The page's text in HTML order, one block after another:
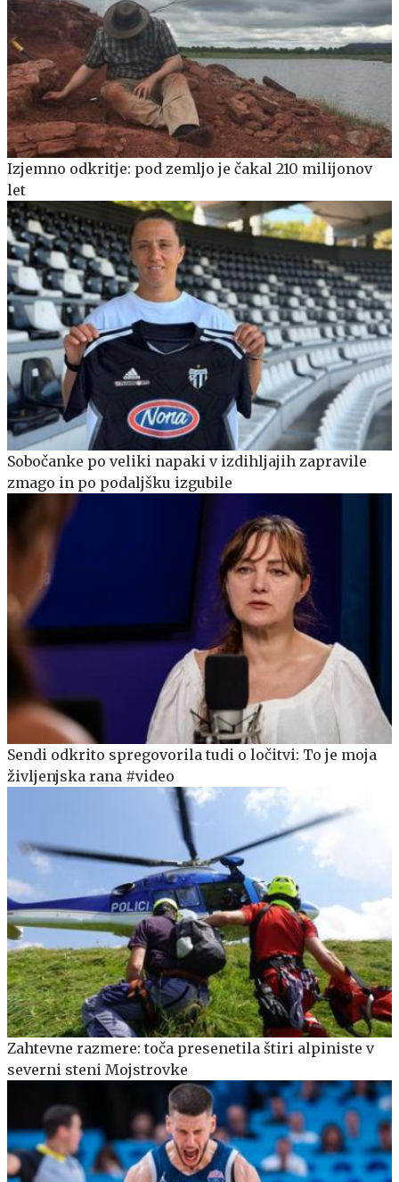
Izjemno odkritje: pod zemljo je čakal 210 milijonov
let
Sobočanke po veliki napaki v izdihljajih zapravile
zmago in po podaljšku izgubile
Sendi odkrito spregovorila tudi o ločitvi: To je moja
življenjska rana #video
Zahtevne razmere: toča presenetila štiri alpiniste v
severni steni Mojstrovke